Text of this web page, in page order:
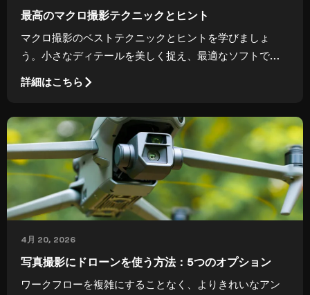
最高のマクロ撮影テクニックとヒント
マクロ撮影のベストテクニックとヒントを学びましょ
う。小さなディテールを美しく捉え、最適なソフトで仕
詳細はこちら
4月 20, 2026
写真撮影にドローンを使う方法：5つのオプション
ワークフローを複雑にすることなく、よりきれいなアン